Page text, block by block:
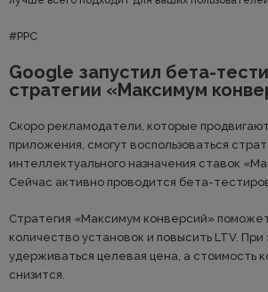
#PPC
Google запустил бета-
стратегии «Максимум
Скоро рекламодатели, которые
приложения, смогут воспользоваться
интеллектуального назначения ставок
Сейчас активно проводится бета-
Стратегия «Максимум конверсий»
количество установок и повысить LTV.
удерживаться целевая цена, а стоимость
снизится.